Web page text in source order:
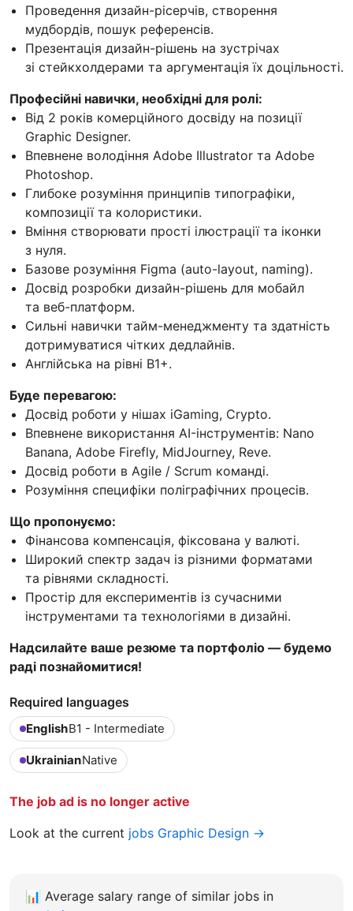
Проведення дизайн-рісерчів, створення
мудбордів, пошук референсів.
Презентація дизайн-рішень на зустрічах
зі стейкхолдерами та аргументація їх доцільності.
Професійні навички, необхідні для ролі:
Від 2 років комерційного досвіду на позиції
Graphic Designer.
Впевнене володіння Adobe Illustrator та Adobe
Photoshop.
Глибоке розуміння принципів типографіки,
композиції та колористики.
Вміння створювати прості ілюстрації та іконки
з нуля.
Базове розуміння Figma (auto-layout, naming).
Досвід розробки дизайн-рішень для мобайл
та веб-платформ.
Сильні навички тайм-менеджменту та здатність
дотримуватися чітких дедлайнів.
Англійська на рівні В1+.
Буде перевагою:
Досвід роботи у нішах iGaming, Crypto.
Впевнене використання AI-інструментів: Nano
Banana, Adobe Firefly, MidJourney, Reve.
Досвід роботи в Agile / Scrum команді.
Розуміння специфіки поліграфічних процесів.
Що пропонуємо:
Фінансова компенсація, фіксована у валюті.
Широкий спектр задач із різними форматами
та рівнями складності.
Простір для експериментів із сучасними
інструментами та технологіями в дизайні.
Надсилайте ваше резюме та портфоліо — будемо
раді познайомитися!
Required languages
EnglishB1 - Intermediate
UkrainianNative
The job ad is no longer active
Look at the current jobs Graphic Design →
📊 Average salary range of similar jobs in